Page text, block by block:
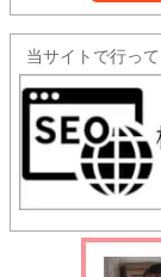
当サイトで行っ